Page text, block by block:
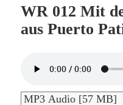
WR 012 Mit
aus Puerto